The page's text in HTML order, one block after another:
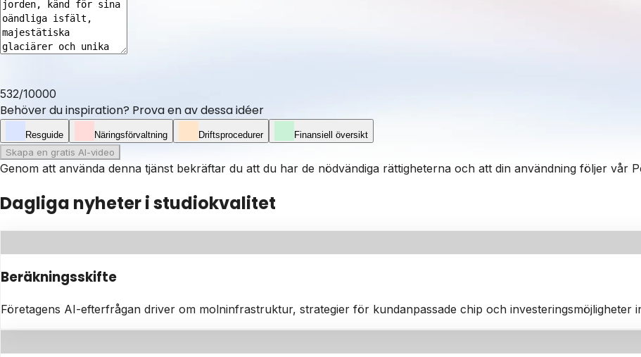
532/10000
Behöver du inspiration? Prova en av dessa idéer
Resguide Näringsförvaltning Driftsprocedurer Finansiell översikt
Skapa en gratis AI-video
Genom att använda denna tjänst bekräftar du att du har de nödvändiga rättigheterna och att din användning följer vår
Dagliga nyheter i studiokvalitet
Beräkningsskifte
Företagens AI-efterfrågan driver om molninfrastruktur, strategier för kundanpassade chip och investeringsmöjligheter